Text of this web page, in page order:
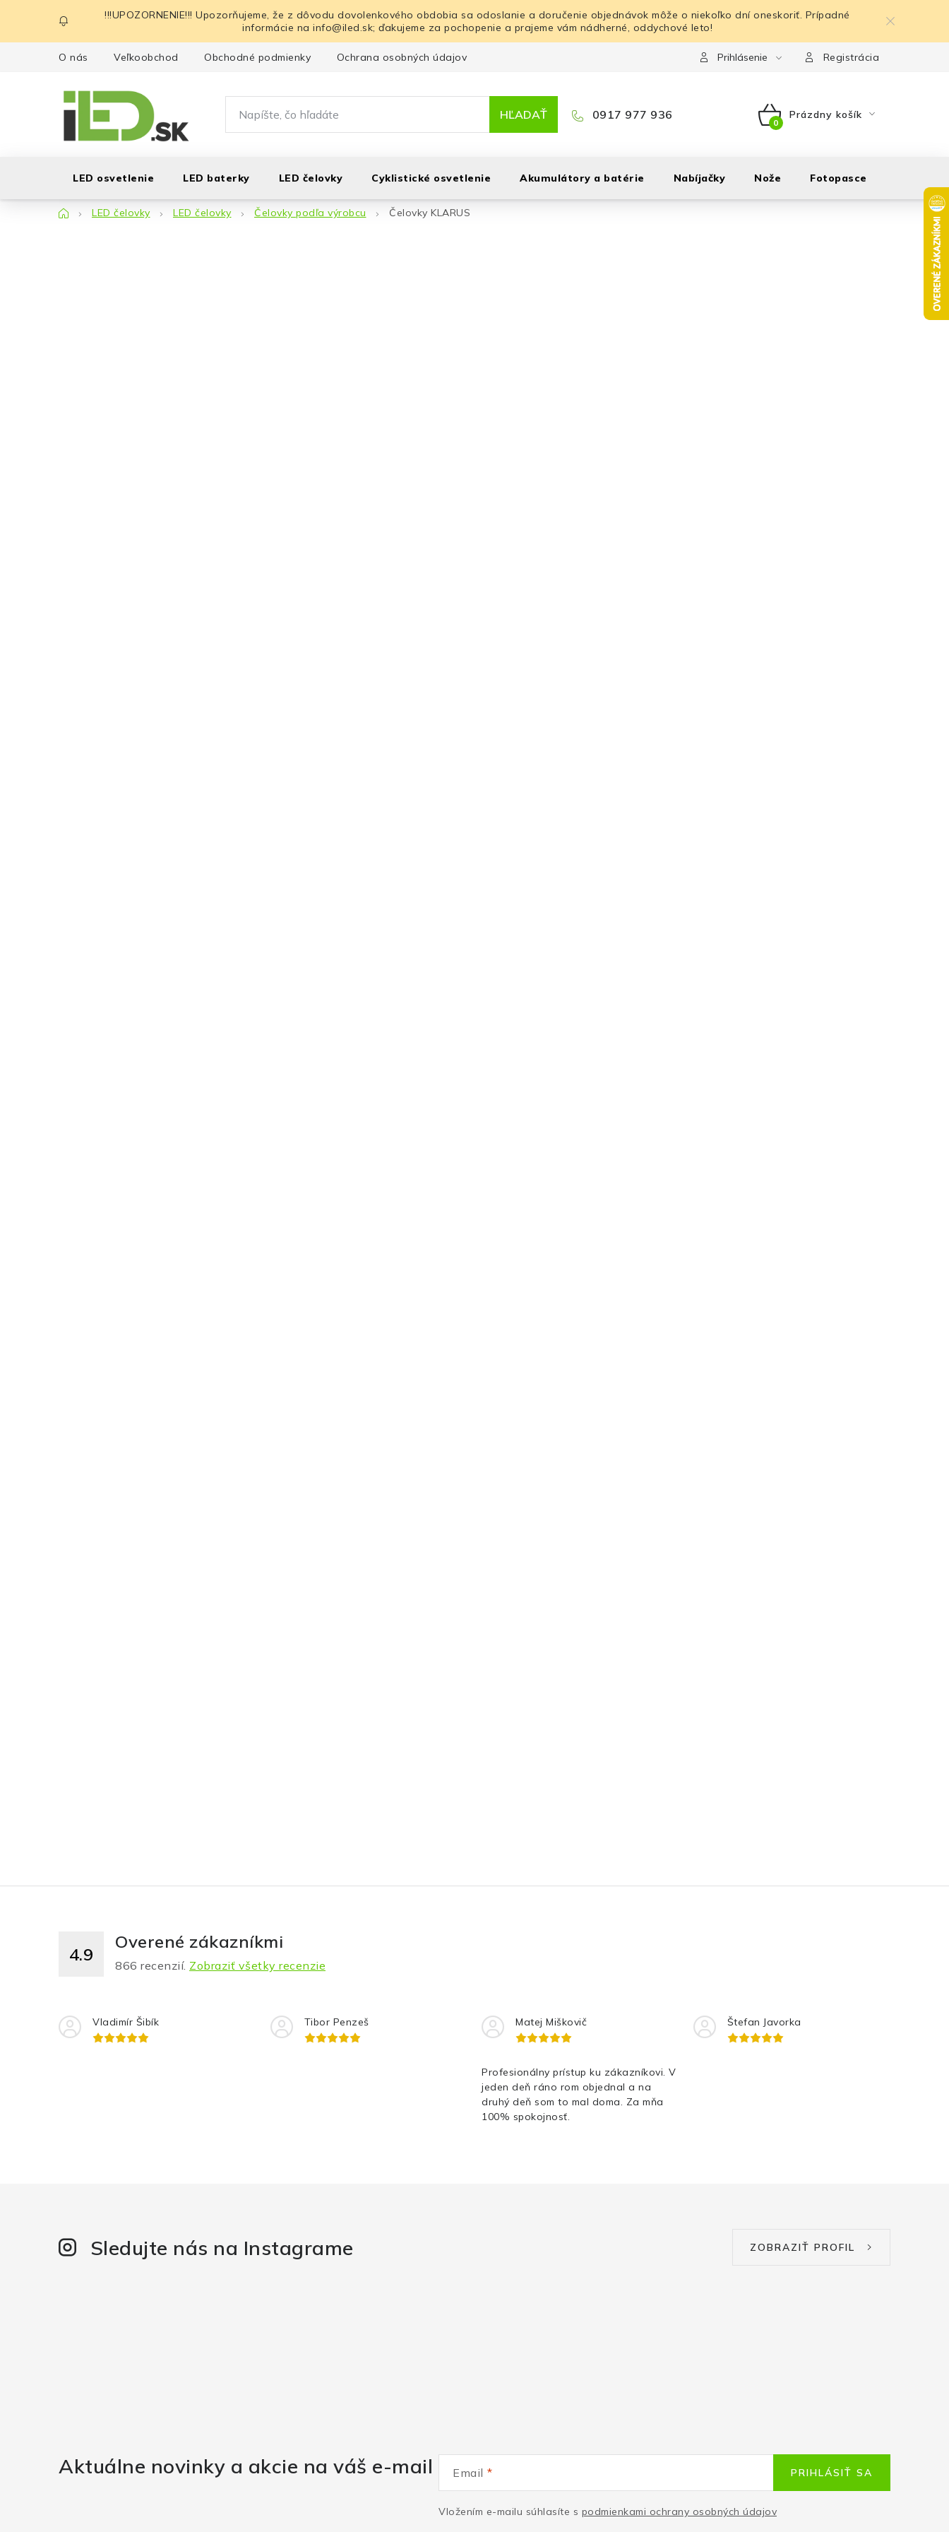
obsah
!!!UPOZORNENIE!!! Upozorňujeme, že z dôvodu dovolenkového obdobia sa odoslanie a doručenie objednávok môže o niekoľko dní oneskoriť. Prípadné
informácie na info@iled.sk; ďakujeme za pochopenie a prajeme vám nádherné, oddychové leto!
O nás Veľkoobchod Obchodné podmienky Ochrana osobných údajov Prihlásenie Registrácia
HĽADAŤ 0917 977 936
NÁKUPNÝ
Prázdny košík
LED osvetlenie LED baterky LED čelovky Cyklistické osvetlenie Akumulátory a batérie Nabíjačky Nože Fotopasce
DomovLED čelovky LED čelovky Čelovky podľa výrobcu Čelovky KLARUS
4.9
Overené zákazníkmi
866 recenzií. Zobraziť všetky recenzie
Vladimír Šibík Tibor Penzeš Matej Miškovič
Profesionálny prístup ku zákazníkovi. V
jeden deň ráno rom objednal a na
druhý deň som to mal doma. Za mňa
100% spokojnosť.
Štefan Javorka
Sledujte nás na Instagrame ZOBRAZIŤ PROFIL
Aktuálne novinky a akcie na váš e-mail Email
Vložením e-mailu súhlasíte s podmienkami ochrany osobných údajov
PRIHLÁSIŤ SA